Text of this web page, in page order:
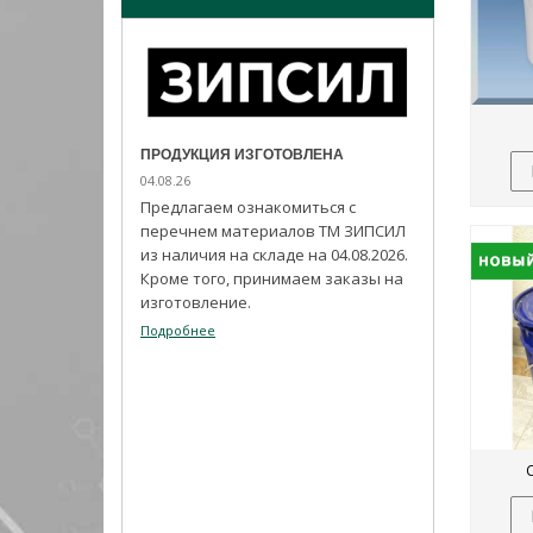
ПРОДУКЦИЯ ИЗГОТОВЛЕНА
04.08.26
Предлагаем ознакомиться с
перечнем материалов ТМ ЗИПСИЛ
из наличия на складе на 04.08.2026.
Кроме того, принимаем заказы на
изготовление.
Подробнее
ИЗ
Набирает
герметик
своим